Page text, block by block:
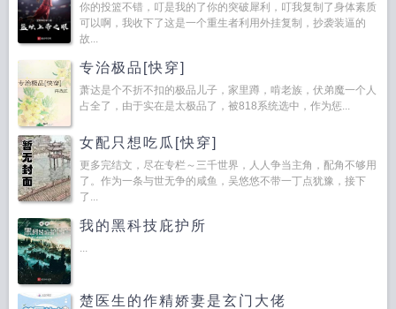
你的投篮不错，叮是我的了你的突破犀利，叮我复制了身体素质
可以啊，我收下了这是一个重生者利用外挂复制，抄袭装逼的
故...
专治极品[快穿]
萧达是个不折不扣的极品儿子，家里蹲，啃老族，伏弟魔一个人
占全了，由于实在是太极品了，被818系统选中，作为惩...
女配只想吃瓜[快穿]
更多完结文，尽在专栏～三千世界，人人争当主角，配角不够用
了。作为一条与世无争的咸鱼，吴悠悠不带一丁点犹豫，接下
了...
我的黑科技庇护所
...
楚医生的作精娇妻是玄门大佬